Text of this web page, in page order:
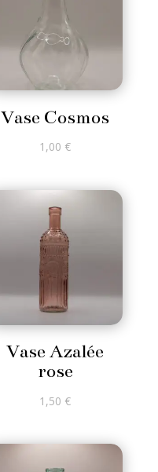
Vase Cosmos
1,00 €
Vase Azalée
rose
1,50 €